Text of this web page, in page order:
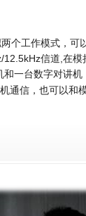
个工作模式，可
12.5kHz信道,在
和一台数字对讲机
通信，也可以和